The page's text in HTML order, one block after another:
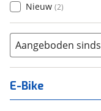
Nieuw (2)
Aangeboden sinds
E-Bike